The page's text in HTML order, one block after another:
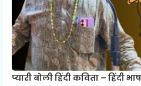
प्यारी बोली हिंदी कविता – हिंदी